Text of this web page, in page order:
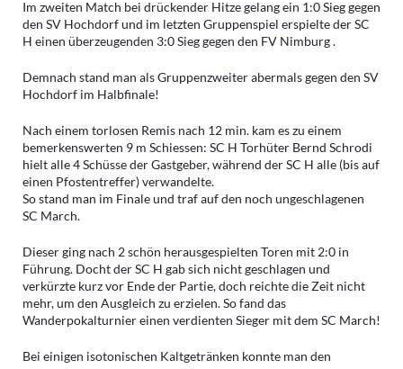
Im zweiten Match bei drückender Hitze gelang ein 1:0 Sieg gegen
den SV Hochdorf und im letzten Gruppenspiel erspielte der SC
H einen überzeugenden 3:0 Sieg gegen den FV Nimburg .
Demnach stand man als Gruppenzweiter abermals gegen den SV
Hochdorf im Halbfinale!
Nach einem torlosen Remis nach 12 min. kam es zu einem
bemerkenswerten 9 m Schiessen: SC H Torhüter Bernd Schrodi
hielt alle 4 Schüsse der Gastgeber, während der SC H alle (bis auf
einen Pfostentreffer) verwandelte.
So stand man im Finale und traf auf den noch ungeschlagenen
SC March.
Dieser ging nach 2 schön herausgespielten Toren mit 2:0 in
Führung. Docht der SC H gab sich nicht geschlagen und
verkürzte kurz vor Ende der Partie, doch reichte die Zeit nicht
mehr, um den Ausgleich zu erzielen. So fand das
Wanderpokalturnier einen verdienten Sieger mit dem SC March!
Bei einigen isotonischen Kaltgetränken konnte man den